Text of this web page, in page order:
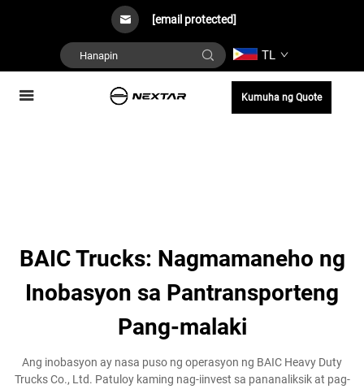
[email protected]
TL
Kumuha ng Quote
BAIC Trucks: Nagmamaneho ng
Inobasyon sa Pantransporteng
Pang-malaki
Ang inobasyon ay nasa puso ng operasyon ng BAIC Heavy Duty
Trucks Co., Ltd. Patuloy kaming nag-iinvest sa pananaliksik at pag-